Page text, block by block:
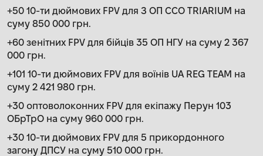
+50 10-ти дюймових FPV для З ОП СCO TRIARIUM на
суму 850 000 грн.
+60 зенітних FPV для бійців 35 ОП НГУ на суму 2 367
000 грн.
+101 10-ти дюймових FPV для воїнів UA REG TEAM на
суму 2 421 980 грн.
+30 оптоволоконних FPV для екіпажу Перун 103
ОБрТрО на суму 960 000 грн.
+30 10-ти дюймових FPV для 5 прикордонного
загону ДПСУ на суму 510 000 грн.